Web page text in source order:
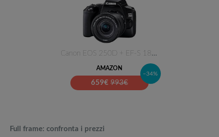
Canon EOS 250D + EF-S 18-55mm …
AMAZON
659€ 993€
–34%
Full frame: confronta i prezzi